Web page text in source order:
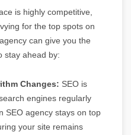
is highly competitive,
for the top spots on
can give you the
stay ahead by:
Changes: SEO is
engines regularly
SEO agency stays on top
your site remains